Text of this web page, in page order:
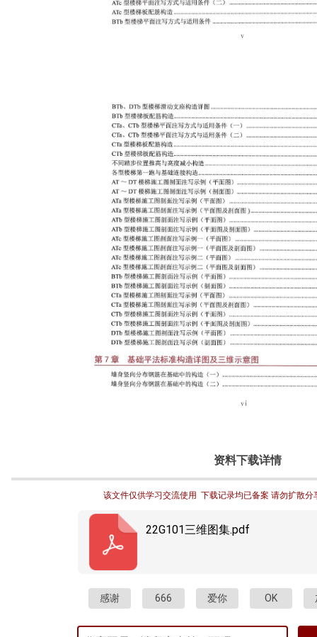
资料下载详情
该文件仅供学习交流使用  下载记录均已备案 请勿扩散分
22G101三维图集.pdf
感谢 666 爱你 OK